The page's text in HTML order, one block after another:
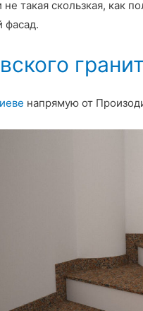
такая скользкая, как
фасад.
напрямую от